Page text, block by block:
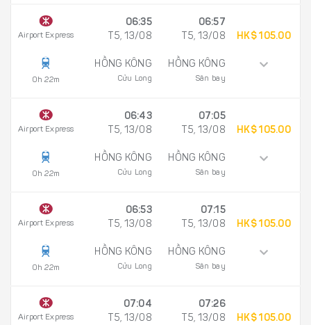
Airport Express
0h 22m
06:35
T5, 13/08
HỒNG KÔNG
Cửu Long
06:57
T5, 13/08
HỒNG KÔNG
Sân bay
HK$ 105.00
Airport Express
0h 22m
06:43
T5, 13/08
HỒNG KÔNG
Cửu Long
07:05
T5, 13/08
HỒNG KÔNG
Sân bay
HK$ 105.00
Airport Express
0h 22m
06:53
T5, 13/08
HỒNG KÔNG
Cửu Long
07:15
T5, 13/08
HỒNG KÔNG
Sân bay
HK$ 105.00
Airport Express
07:04
T5, 13/08
07:26
T5, 13/08
HK$ 105.00